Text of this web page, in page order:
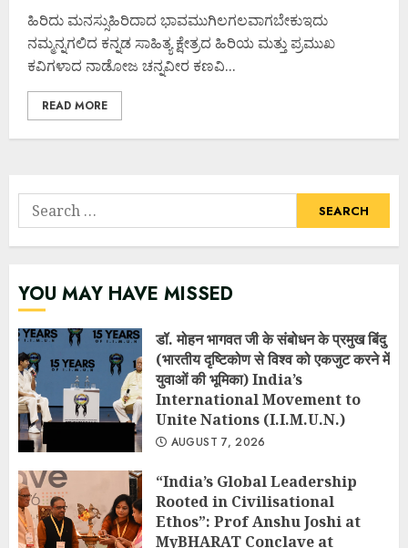
ಹಿರಿದು ಮನಸ್ಸುಹಿರಿದಾದ ಭಾವಮುಗಿಲಗಲವಾಗಬೇಕುಇದು
ನಮ್ಮನ್ನಗಲಿದ ಕನ್ನಡ ಸಾಹಿತ್ಯ ಕ್ಷೇತ್ರದ ಹಿರಿಯ ಮತ್ತು ಪ್ರಮುಖ
ಕವಿಗಳಾದ ನಾಡೋಜ ಚನ್ನವೀರ ಕಣವಿ...
READ MORE
Search
for:
YOU MAY HAVE MISSED
डॉ. मोहन भागवत जी के संबोधन के प्रमुख बिंदु
(भारतीय दृष्टिकोण से विश्व को एकजुट करने में
युवाओं की भूमिका) India’s
International Movement to
Unite Nations (I.I.M.U.N.)
AUGUST 7, 2026
“India’s Global Leadership
Rooted in Civilisational
Ethos”: Prof Anshu Joshi at
MyBHARAT Conclave at